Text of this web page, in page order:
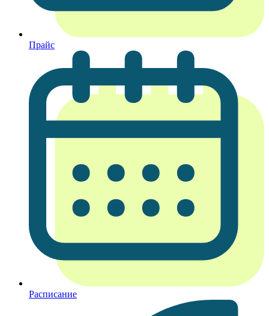
Прайс
Расписание